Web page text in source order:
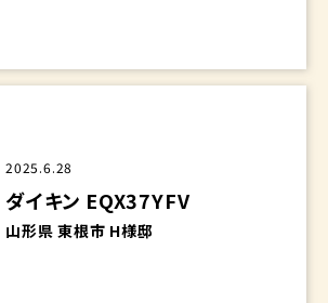
2025.6.28
ダイキン EQX37YFV
山形県 東根市 H様邸